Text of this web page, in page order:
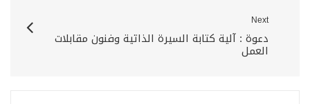
Next
دعوة : آلية كتابة السيرة الذاتية وفنون مقابلات
العمل